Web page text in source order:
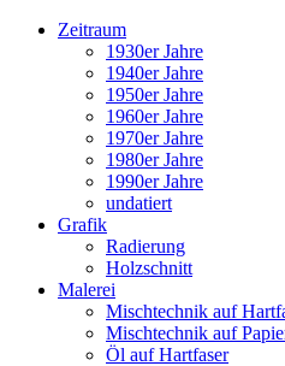
Zeitraum
1930er Jahre
1940er Jahre
1950er Jahre
1960er Jahre
1970er Jahre
1980er Jahre
1990er Jahre
undatiert
Grafik
Radierung
Holzschnitt
Malerei
Mischtechnik auf
Mischtechnik auf
Öl auf Hartfaser